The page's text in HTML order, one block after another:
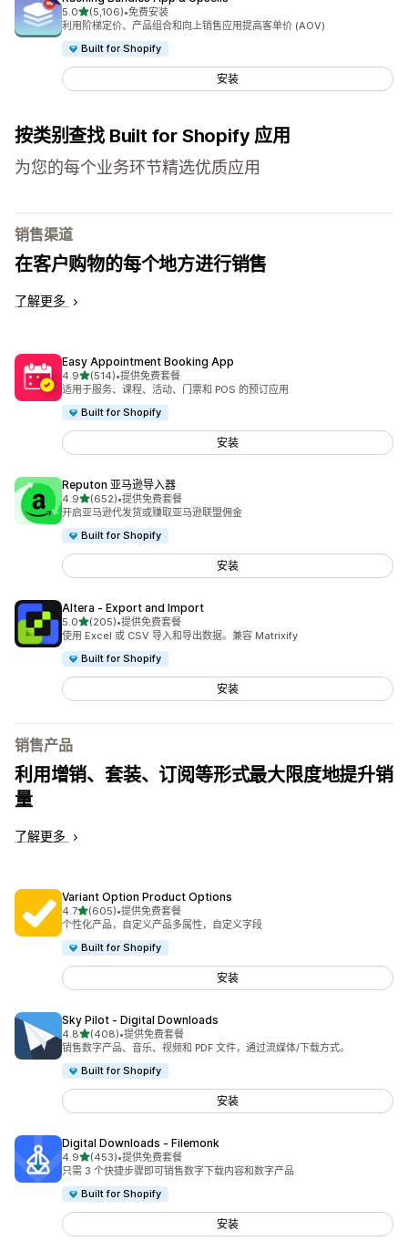
5.0星（满分 5 星）
(5,106)
总共 5106 条评论
•免费安装
利用阶梯定价、产品组合和向上销售应用提高客单价 (AOV)
Built for Shopify
安装
按类别查找 Built for Shopify 应用
为您的每个业务环节精选优质应用
销售渠道
在客户购物的每个地方进行销售
了解更多
Easy Appointment Booking App
4.9星（满分 5 星）
(514)
总共 514 条评论
•提供免费套餐
适用于服务、课程、活动、门票和 POS 的预订应用
Built for Shopify
安装
Reputon 亚马逊导入器
4.9星（满分 5 星）
(652)
总共 652 条评论
•提供免费套餐
开启亚马逊代发货或赚取亚马逊联盟佣金
Built for Shopify
安装
Altera ‑ Export and Import
5.0星（满分 5 星）
(205)
总共 205 条评论
•提供免费套餐
使用 Excel 或 CSV 导入和导出数据。兼容 Matrixify
Built for Shopify
安装
销售产品
利用增销、套装、订阅等形式最大限度地提升销
量
了解更多
Variant Option Product Options
4.7星（满分 5 星）
(605)
总共 605 条评论
•提供免费套餐
个性化产品，自定义产品多属性，自定义字段
Built for Shopify
安装
Sky Pilot ‑ Digital Downloads
4.8星（满分 5 星）
(408)
总共 408 条评论
•提供免费套餐
销售数字产品、音乐、视频和 PDF 文件，通过流媒体/下载方式。
Built for Shopify
安装
Digital Downloads ‑ Filemonk
4.9星（满分 5 星）
(453)
总共 453 条评论
•提供免费套餐
只需 3 个快捷步骤即可销售数字下载内容和数字产品
Built for Shopify
安装